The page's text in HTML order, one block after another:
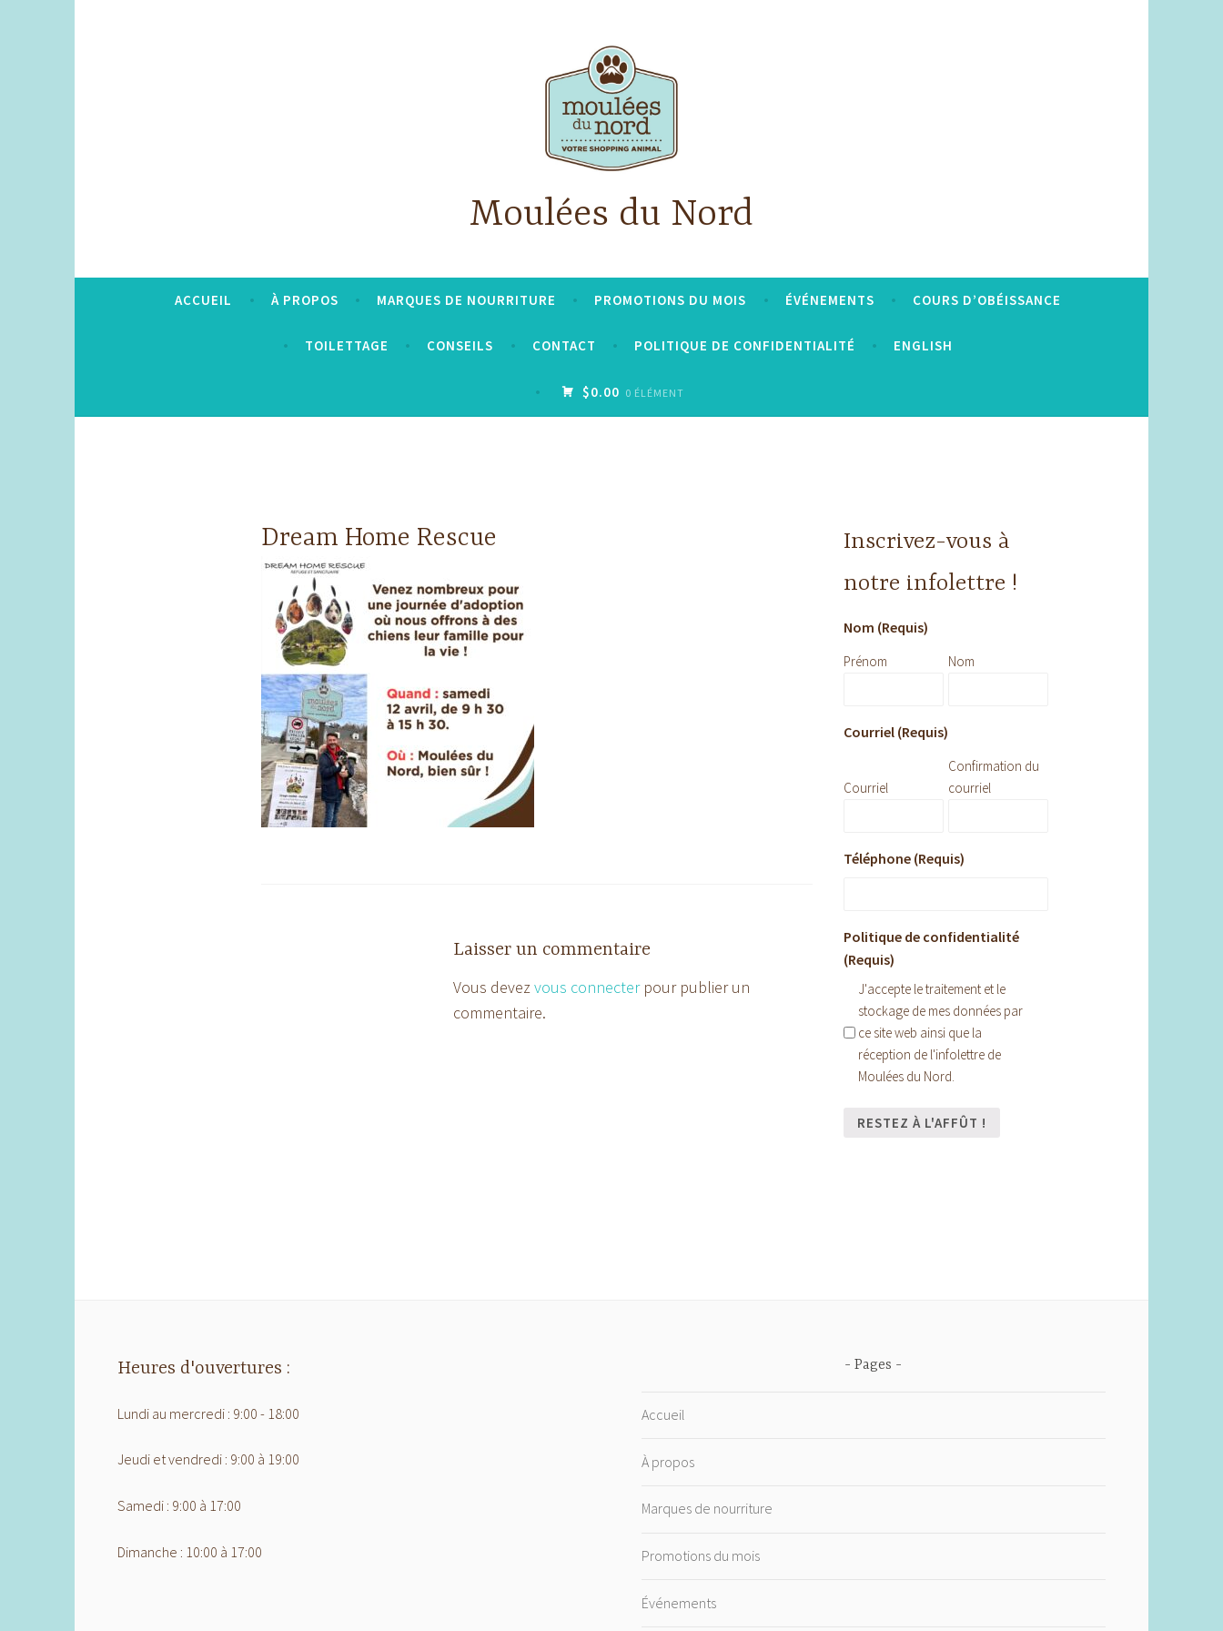
Moulées du Nord
ACCUEIL À PROPOS MARQUES DE NOURRITURE PROMOTIONS DU MOIS ÉVÉNEMENTS COURS D’OBÉISSANCE
TOILETTAGE CONSEILS CONTACT POLITIQUE DE CONFIDENTIALITÉ ENGLISH
$0.00 0 ÉLÉMENT
Dream Home Rescue
Laisser un commentaire
Vous devezvous connecterpour publier un
commentaire.
Inscrivez-vous à
notre infolettre !
Nom (Requis)
Prénom Nom
Courriel (Requis)
Courriel
Confirmation du
courriel
Téléphone (Requis)
Politique de confidentialité
(Requis)
J'accepte le traitement et le
stockage de mes données par
ce site web ainsi que la
réception de l'infolettre de
Moulées du Nord.
Heures d'ouvertures :
Lundi au mercredi : 9:00 - 18:00
Jeudi et vendredi : 9:00 à 19:00
Samedi : 9:00 à 17:00
Dimanche : 10:00 à 17:00
Pages
Accueil
À propos
Marques de nourriture
Promotions du mois
Événements